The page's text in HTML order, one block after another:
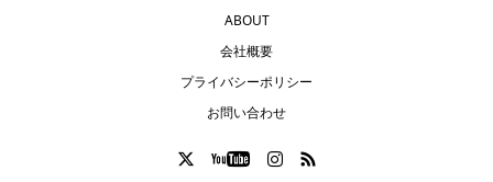
ABOUT
会社概要
プライバシーポリシー
お問い合わせ